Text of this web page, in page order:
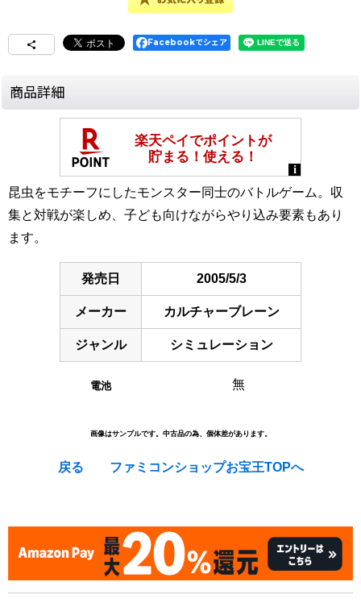
Facebookでシェア
商品詳細
昆虫をモチーフにしたモンスター同士のバトルゲーム。収
集と対戦が楽しめ、子ども向けながらやり込み要素もあり
ます。
発売日 2005/5/3
メーカー カルチャーブレーン
ジャンル シミュレーション
電池 無
画像はサンプルです。中古品の為、個体差があります。
戻る ファミコンショップお宝王TOPへ